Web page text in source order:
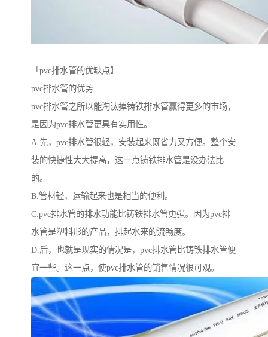
「pvc排水管的优缺点】
pvc排水管的优势
pvc排水管之所以能淘汰掉铸铁排水管赢得更多的市场，
是因为pvc排水管更具有实用性。
A.先，pvc排水管很轻，安装起来既省力又方便。整个安
装的快捷性大大提高，这一点铸铁排水管是没办法比
的。
B.管材轻，运输起来也是相当的便利。
C.pvc排水管的排水功能比铸铁排水管更强。因为pvc排
水管是塑料形的产品，排起水来的流畅度。
D.后，也就是现实的情况是，pvc排水管比铸铁排水管便
宜一些。这一点，使pvc排水管的销售情况很可观。